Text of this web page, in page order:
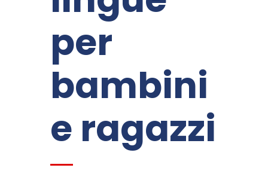
per
bambini
e ragazzi